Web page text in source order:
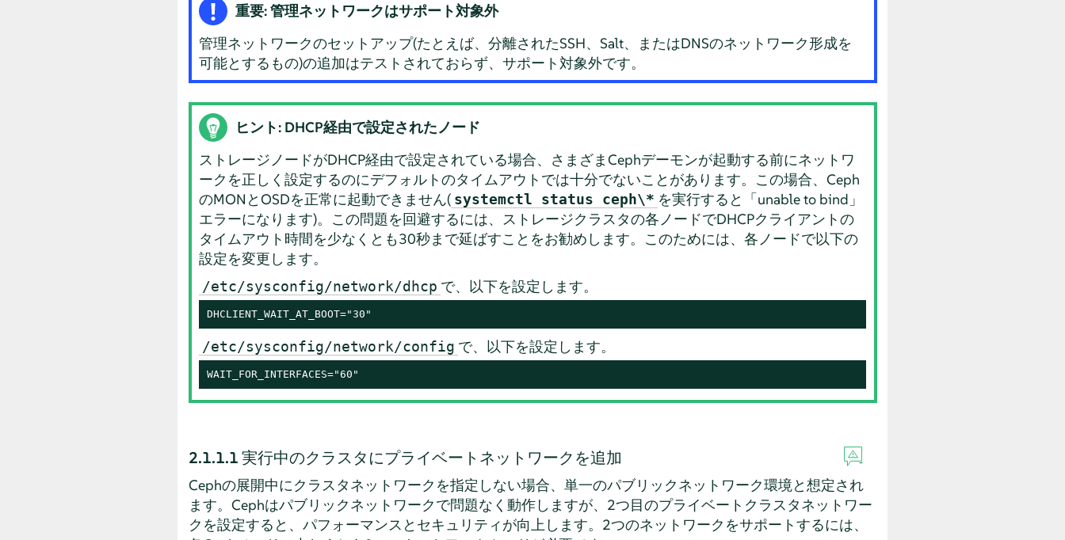
重要: 管理ネットワークはサポート対象外
管理ネットワークのセットアップ(たとえば、分離されたSSH、Salt、またはDNSのネットワーク形成を
可能とするもの)の追加はテストされておらず、サポート対象外です。
ヒント: DHCP経由で設定されたノード
ストレージノードがDHCP経由で設定されている場合、さまざまCephデーモンが起動する前にネットワ
ークを正しく設定するのにデフォルトのタイムアウトでは十分でないことがあります。この場合、Ceph
のMONとOSDを正常に起動できません( systemctl status ceph\* を実行すると「unable to bind」
エラーになります)。この問題を回避するには、ストレージクラスタの各ノードでDHCPクライアントの
タイムアウト時間を少なくとも30秒まで延ばすことをお勧めします。このためには、各ノードで以下の
設定を変更します。
/etc/sysconfig/network/dhcp で、以下を設定します。
DHCLIENT_WAIT_AT_BOOT="30"
/etc/sysconfig/network/config で、以下を設定します。
WAIT_FOR_INTERFACES="60"
2.1.1.1実行中のクラスタにプライベートネットワークを追加
Cephの展開中にクラスタネットワークを指定しない場合、単一のパブリックネットワーク環境と想定され
ます。Cephはパブリックネットワークで問題なく動作しますが、2つ目のプライベートクラスタネットワー
クを設定すると、パフォーマンスとセキュリティが向上します。2つのネットワークをサポートするには、